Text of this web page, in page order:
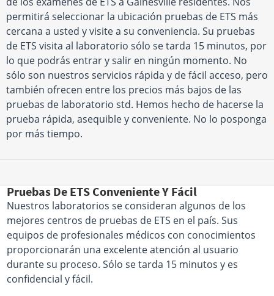
permitirá seleccionar la ubicación pruebas de ETS más
cercana a usted y visite a su conveniencia. Su pruebas
de ETS visita al laboratorio sólo se tarda 15 minutos, por
lo que podrás entrar y salir en ningún momento. No
sólo son nuestros servicios rápida y de fácil acceso, pero
también ofrecen entre los precios más bajos de las
pruebas de laboratorio std. Hemos hecho de hacerse la
prueba rápida, asequible y conveniente. No lo posponga
por más tiempo.
Pruebas De ETS Conveniente Y Fácil
Nuestros laboratorios se consideran algunos de los
mejores centros de pruebas de ETS en el país. Sus
equipos de profesionales médicos con conocimientos
proporcionarán una excelente atención al usuario
durante su proceso. Sólo se tarda 15 minutos y es
confidencial y fácil.